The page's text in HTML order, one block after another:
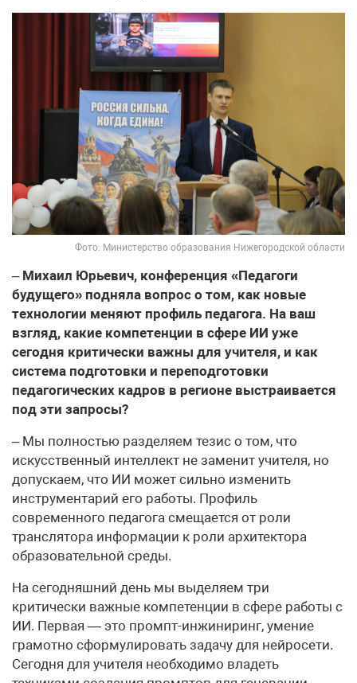
Фото: Министерство образования Нижегородской области
–Михаил Юрьевич, конференция «Педагоги
будущего» подняла вопрос о том, как новые
технологии меняют профиль педагога. На ваш
взгляд, какие компетенции в сфере ИИ уже
сегодня критически важны для учителя, и как
система подготовки и переподготовки
педагогических кадров в регионе выстраивается
под эти запросы?
– Мы полностью разделяем тезис о том, что
искусственный интеллект не заменит учителя, но
допускаем, что ИИ может сильно изменить
инструментарий его работы. Профиль
современного педагога смещается от роли
транслятора информации к роли архитектора
образовательной среды.
На сегодняшний день мы выделяем три
критически важные компетенции в сфере работы с
ИИ. Первая — это промпт-инжиниринг, умение
грамотно сформулировать задачу для нейросети.
Сегодня для учителя необходимо владеть